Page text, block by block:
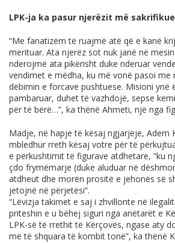
LPK-ja ka pasur njerëzit më
“Me fanatizëm të ruajmë atë që e kanë
merituar. Ata njerëz sot nuk janë në
nderojmë ata pikërisht duke nderuar
vendimet e mëdha, ku më vonë pasoi me
dëbimin e forcave pushtuese. Misioni ynë
pambaruar, duhet të vazhdojë, sepse
për të bërë…”, ka thënë Ahmeti, një nga
Madje, në hapje të kësaj ngjarjeje, Adem
mbledhur rreth kësaj votre për të
e përkushtimit të figurave atdhetare, “ku
çdo frymëmarje (duke aluduar në
atdheut dhe morën prositë e jehonës së
jetojnë në përjetësi”.
“Lëvizja takimet e saj i zhvillonte në
priteshin e u bëhej siguri nga anëtarët e
LPK-së të rrethit të Kërçovës, ngase aty
më të shquara të kombit tonë”, ka thënë